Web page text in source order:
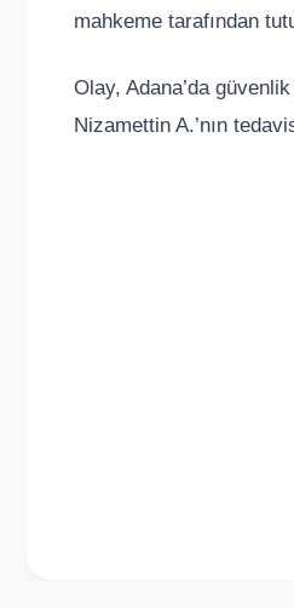
mahkeme tarafından
Olay, Adana’da
Nizamettin A.’nın